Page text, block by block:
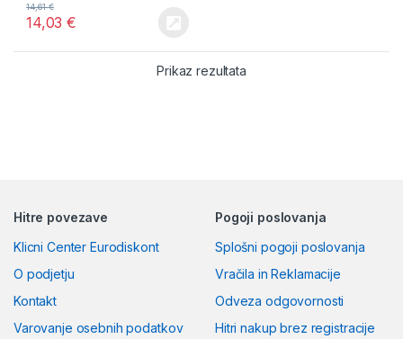
14,03€
14,61€
Prikaz rezultata
Hitre povezave
Klicni Center Eurodiskont
O podjetju
Kontakt
Varovanje osebnih podatkov
Pogoji poslovanja
Splošni pogoji poslovanja
Vračila in Reklamacije
Odveza odgovornosti
Hitri nakup brez registracije